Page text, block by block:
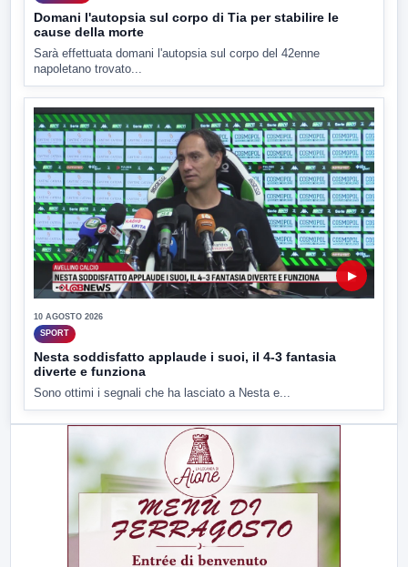
Domani l'autopsia sul corpo di Tia per stabilire le
cause della morte
Sarà effettuata domani l'autopsia sul corpo del 42enne
napoletano trovato...
▶
10 AGOSTO 2026
SPORT
Nesta soddisfatto applaude i suoi, il 4-3 fantasia
diverte e funziona
Sono ottimi i segnali che ha lasciato a Nesta e...